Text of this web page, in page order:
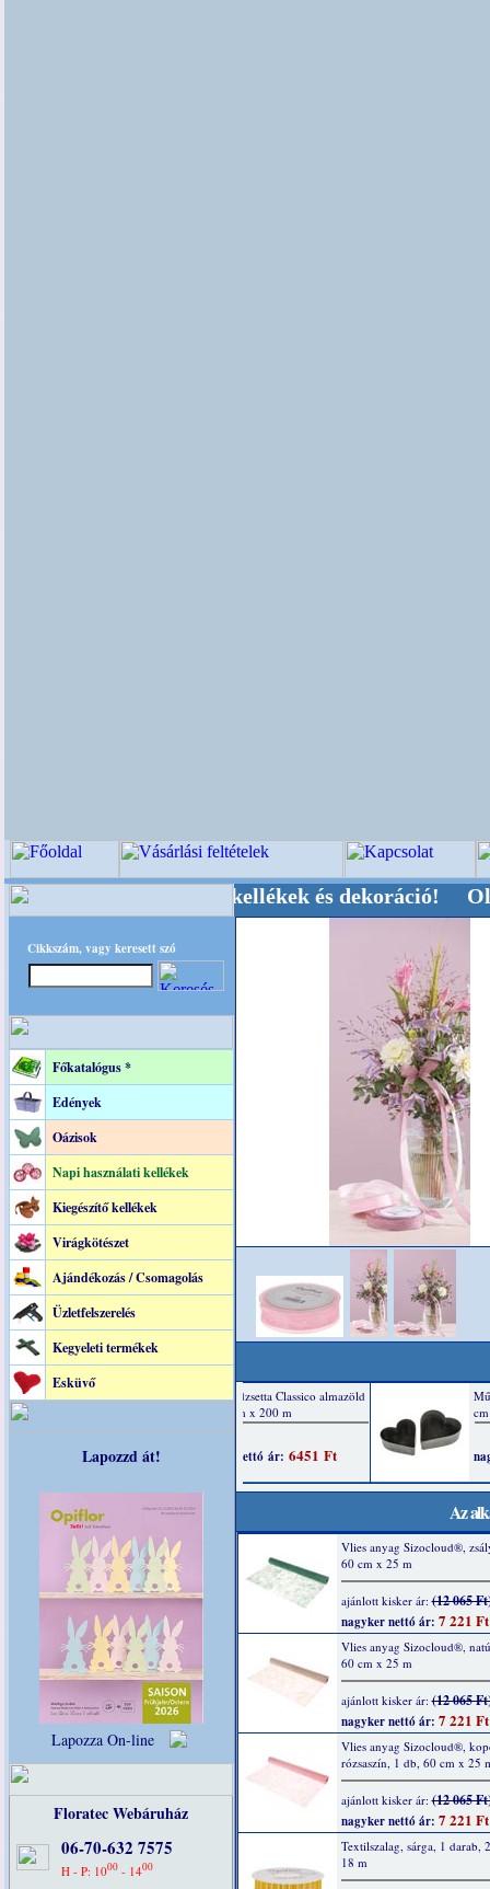
Cikkszám, vagy keresett szó
Főkatalógus *
Edények
Oázisok
Napi használati kellékek
Kiegészítő kellékek
Virágkötészet
Ajándékozás / Csomagolás
Üzletfelszerelés
Kegyeleti termékek
Esküvő
Lapozzd át!
Lapozza On-line
Floratec Webáruház
06-70-632 7575
H - P: 1000 - 1400
, Kegyeleti-kellékek és dekoráció!
Az
Vlies anyag Sizocloud®,
60 cm x 25 m
ajánlott kisker ár:(12 065
nagyker nettó ár: 7 221 Ft
Vlies anyag Sizocloud®,
60 cm x 25 m
ajánlott kisker ár:(12 065
nagyker nettó ár: 7 221 Ft
Vlies anyag Sizocloud®,
rózsaszín, 1 db, 60 cm x 25
ajánlott kisker ár:(12 065
nagyker nettó ár: 7 221 Ft
Textilszalag, sárga, 1 darab,
18 m